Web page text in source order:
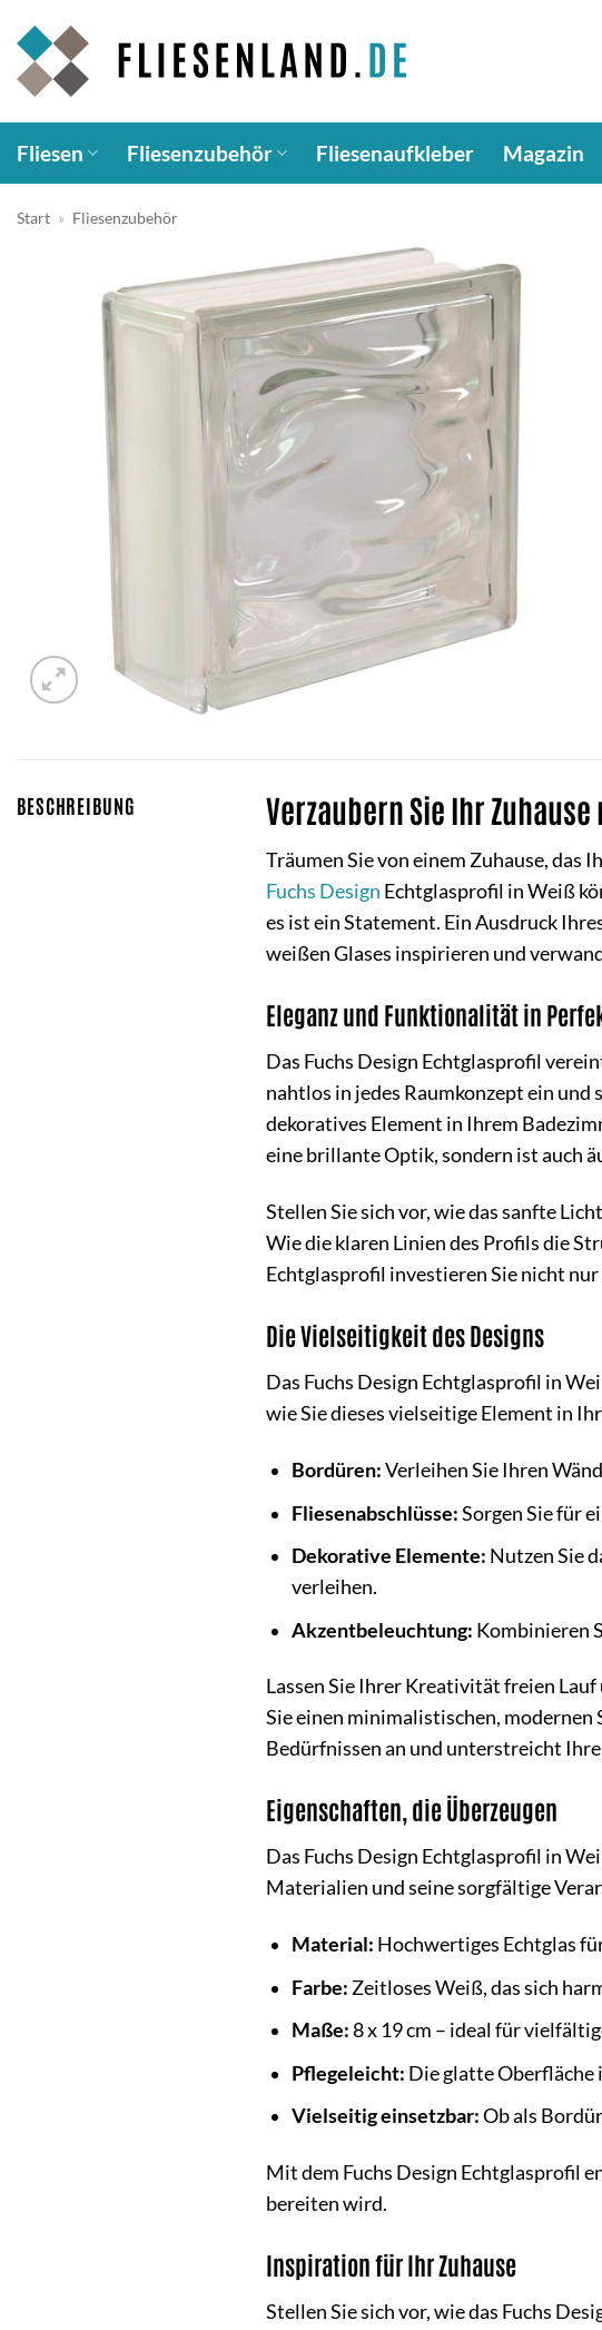
Inhalt
springen
Fliesen Fliesenzubehör Fliesenaufkleber Magazin
Start » Fliesenzubehör
BESCHREIBUNG Verzaubern Sie Ihr
Träumen Sie von einem Zuhause,
Fuchs Design Echtglasprofil in Weiß
es ist ein Statement. Ein Ausdruck
weißen Glases inspirieren und
Eleganz und Funktionalität in
Das Fuchs Design Echtglasprofil
nahtlos in jedes Raumkonzept ein
dekoratives Element in Ihrem
eine brillante Optik, sondern ist auch
Stellen Sie sich vor, wie das sanfte
Wie die klaren Linien des Profils die
Echtglasprofil investieren Sie nicht
Die Vielseitigkeit des Designs
Das Fuchs Design Echtglasprofil in
wie Sie dieses vielseitige Element in
Bordüren:Verleihen Sie Ihren
Fliesenabschlüsse:Sorgen Sie für
Dekorative Elemente: Nutzen Sie
verleihen.
Akzentbeleuchtung: Kombinieren
Lassen Sie Ihrer Kreativität freien
Sie einen minimalistischen, modernen
Bedürfnissen an und unterstreicht
Eigenschaften, die Überzeugen
Das Fuchs Design Echtglasprofil in
Materialien und seine sorgfältige
Material: Hochwertiges Echtglas
Farbe: Zeitloses Weiß, das sich
Maße:8 x 19 cm – ideal für
Pflegeleicht: Die glatte Oberfläche
Vielseitig einsetzbar:Ob als
Mit dem Fuchs Design Echtglasprofil
bereiten wird.
Inspiration für Ihr Zuhause
Stellen Sie sich vor, wie das Fuchs